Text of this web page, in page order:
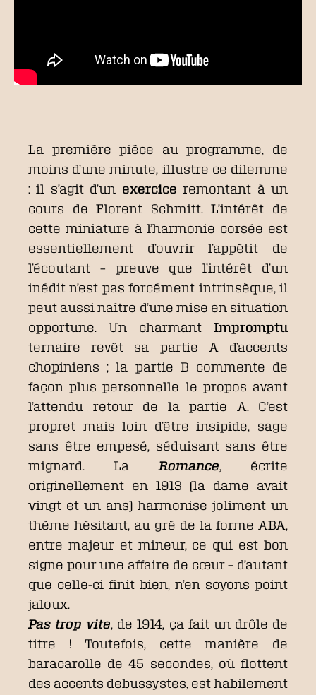
La première pièce au programme, de
moins d’une minute, illustre ce dilemme
: il s’agit d’un exercice remontant à un
cours de Florent Schmitt. L’intérêt de
cette miniature à l’harmonie corsée est
essentiellement d’ouvrir l’appétit de
l’écoutant – preuve que l’intérêt d’un
inédit n’est pas forcément intrinsèque, il
peut aussi naître d’une mise en situation
opportune. Un charmant Impromptu
ternaire revêt sa partie A d’accents
chopiniens ; la partie B commente de
façon plus personnelle le propos avant
l’attendu retour de la partie A. C’est
propret mais loin d’être insipide, sage
sans être empesé, séduisant sans être
mignard. LaRomance, écrite
originellement en 1913 (la dame avait
vingt et un ans) harmonise joliment un
thème hésitant, au gré de la forme ABA,
entre majeur et mineur, ce qui est bon
signe pour une affaire de cœur – d’autant
que celle-ci finit bien, n’en soyons point
jaloux.
Pas trop vite, de 1914, ça fait un drôle de
titre ! Toutefois, cette manière de
baracarolle de 45 secondes, où flottent
des accents debussystes, est habilement